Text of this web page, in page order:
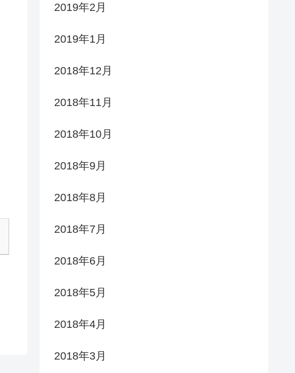
2019年2月
2019年1月
2018年12月
2018年11月
2018年10月
2018年9月
2018年8月
2018年7月
2018年6月
2018年5月
2018年4月
2018年3月